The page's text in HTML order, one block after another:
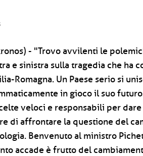
- "Trovo avvilenti le
e sinistra sulla tragedia che ha
Romagna. Un Paese serio si
in gioco il suo
veloci e responsabili per
di affrontare la questione del
Benvenuto al ministro
accade è frutto del